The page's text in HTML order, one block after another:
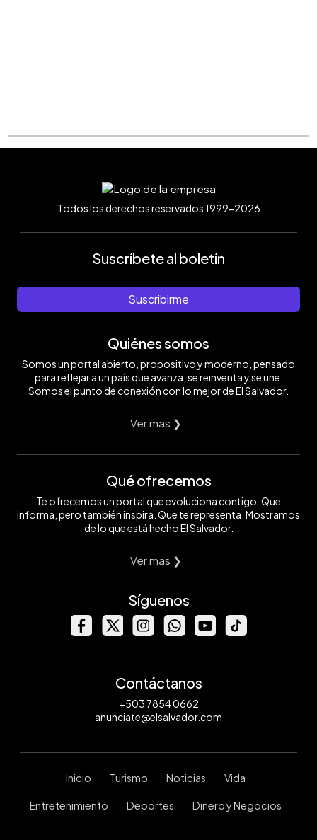
Todos los derechos reservados 1999-2026
Suscríbete al boletín
Suscribirme
Quiénes somos
Somos un portal abierto, propositivo y moderno, pensado
para reflejar a un país que avanza, se reinventa y se une.
Somos el punto de conexión con lo mejor de El Salvador.
Ver mas ❯
Qué ofrecemos
Te ofrecemos un portal que evoluciona contigo. Que
informa, pero también inspira. Que te representa. Mostramos
de lo que está hecho El Salvador.
Ver mas ❯
Síguenos
Contáctanos
+503 7854 0662
anunciate@elsalvador.com
Inicio Turismo Noticias Vida
Entretenimiento Deportes Dinero y Negocios